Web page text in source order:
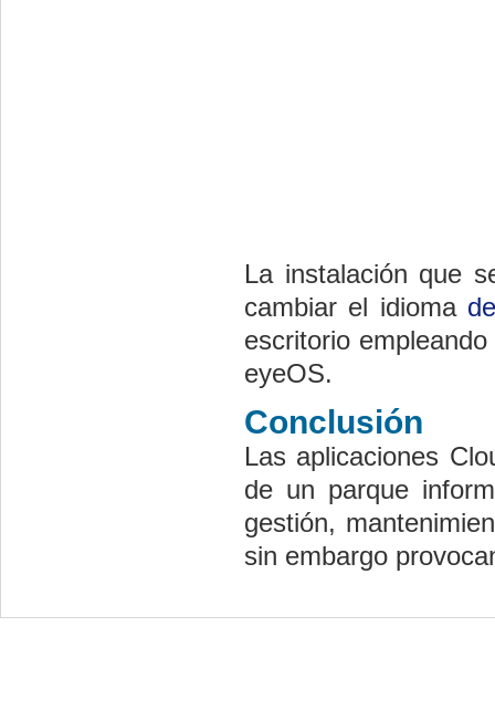
La instalación que
cambiar el idioma
escritorio
eyeOS.
Conclusión
Las aplicaciones
de un parque
gestión,
sin embargo